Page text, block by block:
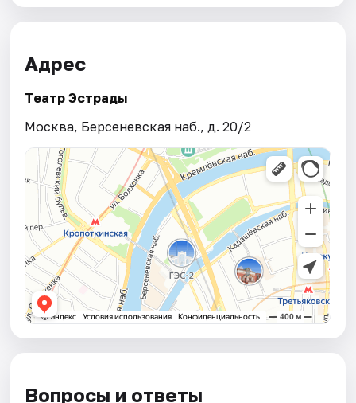
Адрес
Театр Эстрады
Москва, Берсеневская наб., д. 20/2
Вопросы и ответы